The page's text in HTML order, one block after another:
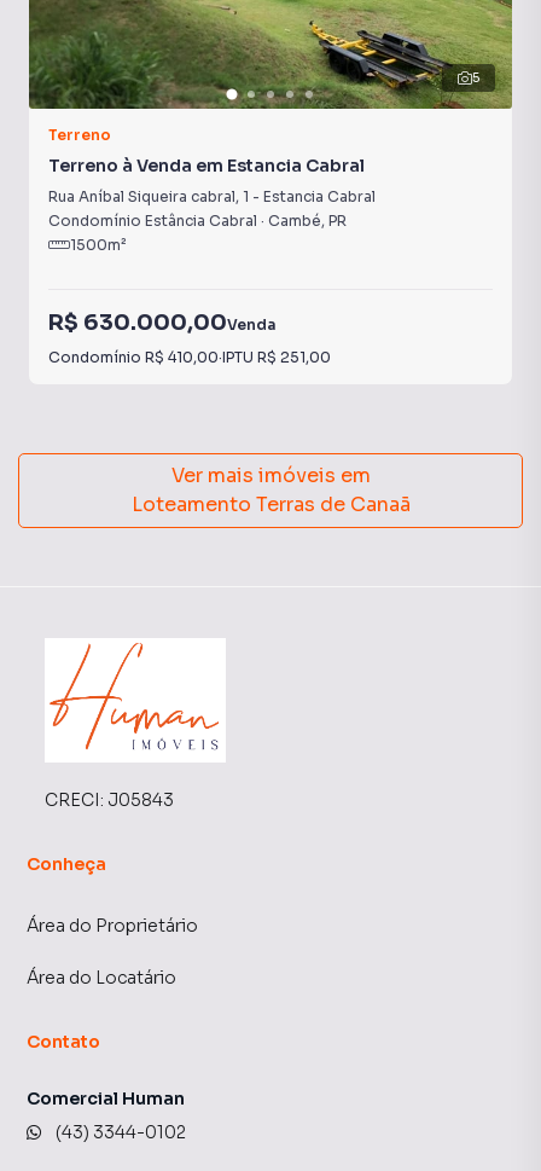
5
Terreno
Terreno à Venda em Estancia Cabral
Rua Aníbal Siqueira cabral, 1 - Estancia Cabral
Condomínio Estância Cabral · Cambé, PR
1500m²
R$ 630.000,00Venda
Condomínio R$ 410,00·IPTU R$ 251,00
Ver mais imóveis em
Loteamento Terras de Canaã
CRECI: J05843
Conheça
Área do Proprietário
Área do Locatário
Contato
Comercial Human
(43) 3344-0102